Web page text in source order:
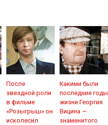
После
звездной роли
в фильме
«Розыгрыш» он
исколесил
Какими были
последние годы
жизни Георгия
Вицина —
знаменитого